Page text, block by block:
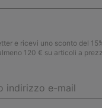
e ricevi uno sconto del
120 € su articoli a